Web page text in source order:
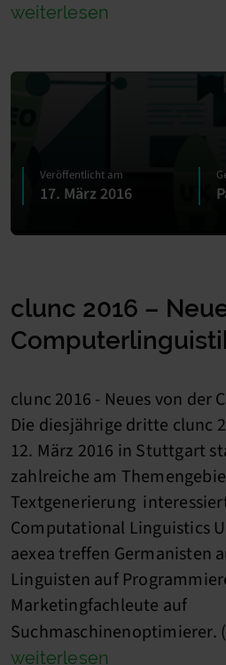
weiterlesen
Veröffentlicht am
17. März 2016
clunc 2016 –
clunc 2016 - Neues von
Die diesjährige dritte clunc
12. März 2016 in Stuttgart
zahlreiche am
Textgenerierung
Computational Linguistics
aexea treffen Germanisten
Linguisten auf
Marketingfachleute auf
Suchmaschinenoptimierer.
weiterlesen